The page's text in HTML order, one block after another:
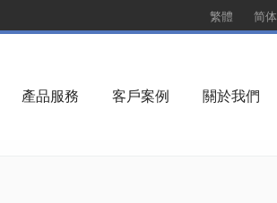
繁體 简体
產品服務 客戶案例 關於我們